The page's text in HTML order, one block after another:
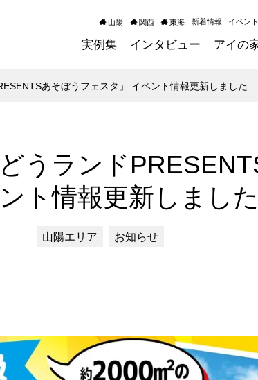
山陽 関西 東海 新着情報 イベン
実例集 インタビュー アイの
あそぼうフェスタ」 イベント情報更新しました
うランド
ト情報更新しました
山陽エリア お知らせ